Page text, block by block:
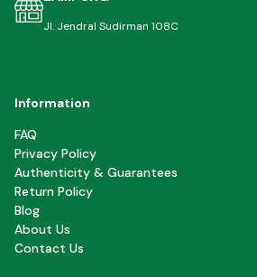
Jl. Jendral Sudirman 108C
Information
FAQ
Privacy Policy
Authenticity & Guarantees
Return Policy
Blog
About Us
Contact Us